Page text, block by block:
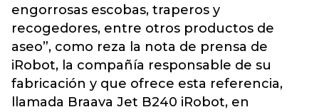
engorrosas escobas, traperos y
recogedores, entre otros productos de
aseo”, como reza la nota de prensa de
iRobot, la compañía responsable de su
fabricación y que ofrece esta referencia,
llamada Braava Jet B240 iRobot, en